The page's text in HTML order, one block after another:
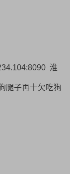
淮
腿子再十欠吃狗